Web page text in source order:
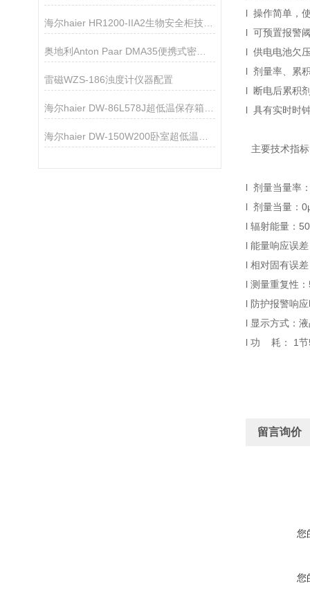
海尔haier HR1200-IIA2生物安全柜技术资料
奥地利Anton Paar DMA35便携式密度浓度计
雷磁WZS-186浊度计仪器配置
l 操作简单，
l 可预置报警
l 供电电池欠
l 剂量率、累
l 断电后累积
l 具有实时时
主要技术指标
l 剂量当量率
l 剂量当量：
l 辐射能量：
l 能量响应误
l 相对固有误
l 测量重复性
l 防护报警响
l 显示方式：
l 功 耗： 1节
留言询价
您
您